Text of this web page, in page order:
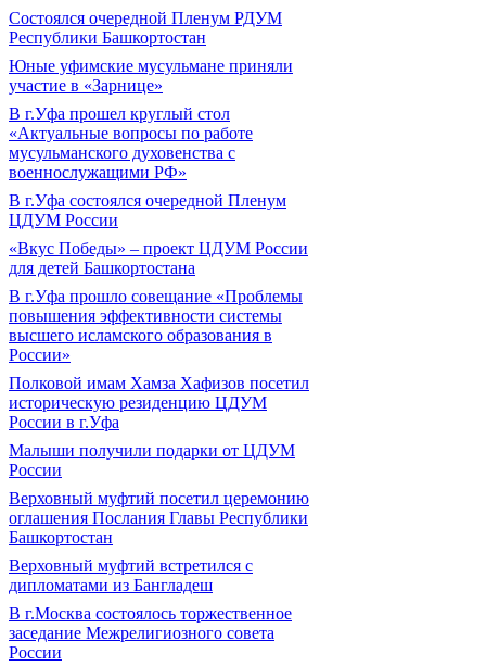
Состоялся очередной Пленум РДУМ
Республики Башкортостан
Юные уфимские мусульмане приняли
участие в «Зарнице»
В г.Уфа прошел круглый стол
«Актуальные вопросы по работе
мусульманского духовенства с
военнослужащими РФ»
В г.Уфа состоялся очередной Пленум
ЦДУМ России
«Вкус Победы» – проект ЦДУМ России
для детей Башкортостана
В г.Уфа прошло совещание «Проблемы
повышения эффективности системы
высшего исламского образования в
России»
Полковой имам Хамза Хафизов посетил
историческую резиденцию ЦДУМ
России в г.Уфа
Малыши получили подарки от ЦДУМ
России
Верховный муфтий посетил церемонию
оглашения Послания Главы Республики
Башкортостан
Верховный муфтий встретился с
дипломатами из Бангладеш
В г.Москва состоялось торжественное
заседание Межрелигиозного совета
России